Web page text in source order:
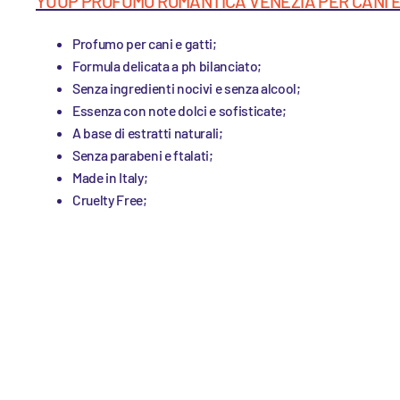
Profumo per cani e gatti;
Formula delicata a ph bilanciato;
Senza ingredienti nocivi e senza alcool;
Essenza con note dolci e sofisticate;
A base di estratti naturali;
Senza parabeni e ftalati;
Made in Italy;
Cruelty Free;